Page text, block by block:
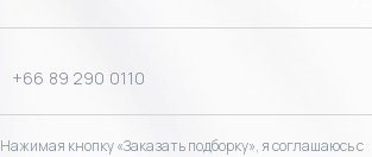
Нажимая кнопку «Заказать подборку», я соглашаюсь с